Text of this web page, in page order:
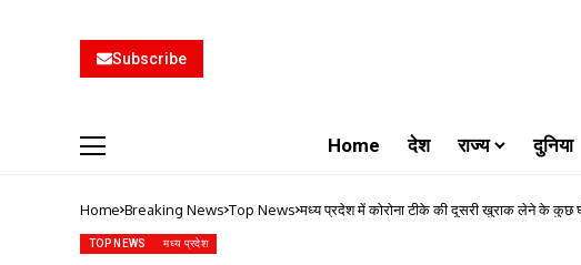
Subscribe
Home देश राज्य दुनिया
Home Breaking News Top News मध्य प्रदेश में कोरोना टीके की दूसरी खुराक लेने के कुछ
TOP NEWS मध्य प्रदेश